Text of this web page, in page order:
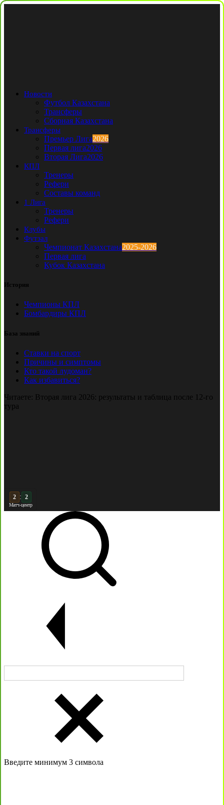
Новости
Футбол Казахстана
Трансферы
Сборная Казахстана
Трансферы
Премьер Лига2026
Первая лига2026
Вторая Лига2026
КПЛ
Тренеры
Рефери
Составы команд
1 Лига
Тренеры
Рефери
Клубы
Футзал
Чемпионат Казахстана2025-2026
Первая лига
Кубок Казахстана
История
Чемпионы КПЛ
Бомбардиры КПЛ
База знаний
Ставки на спорт
Причины и симптомы
Кто такой лудоман?
Как избавиться?
Читаете: Вторая лига 2026: результаты и таблица после 12-го
тура
: 2
Матч-центр
Введите минимум 3 символа